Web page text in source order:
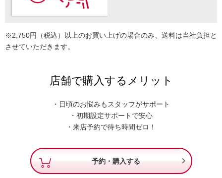
※2,750円（税込）以上のお買い上げの場合のみ、送料は当社負担と
させていただきます。
店舗で購入するメリット
・日頃のお悩みもスタッフがサポート
・初期設定サポートで安心
・来店予約で待ち時間ゼロ！
予約・購入する 